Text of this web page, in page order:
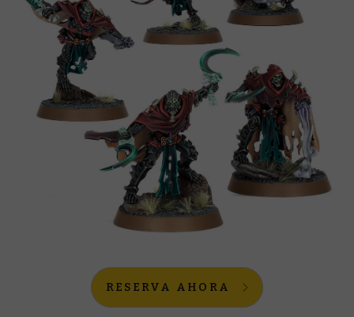
RESERVA AHORA